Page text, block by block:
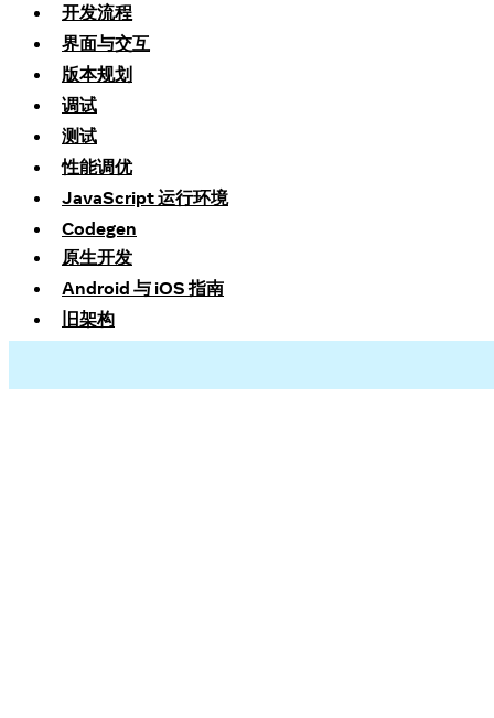
开发流程
界面与交互
版本规划
调试
测试
性能调优
JavaScript 运行环境
Codegen
原生开发
Android 与 iOS 指南
旧架构